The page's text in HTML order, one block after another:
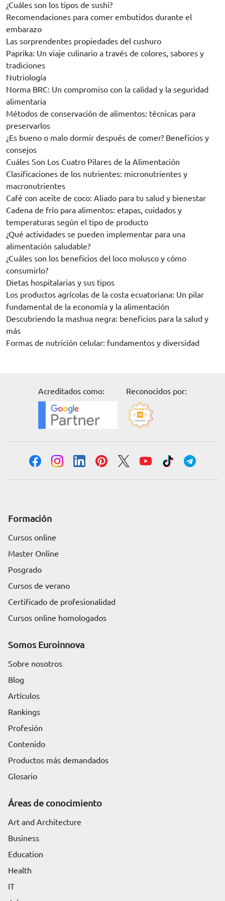
¿Cuáles son los tipos de sushi?
Recomendaciones para comer embutidos durante el
embarazo
Las sorprendentes propiedades del cushuro
Paprika: Un viaje culinario a través de colores, sabores y
tradiciones
Nutriología
Norma BRC: Un compromiso con la calidad y la seguridad
alimentaria
Métodos de conservación de alimentos: técnicas para
preservarlos
¿Es bueno o malo dormir después de comer? Beneficios y
consejos
Cuáles Son Los Cuatro Pilares de la Alimentación
Clasificaciones de los nutrientes: micronutrientes y
macronutrientes
Café con aceite de coco: Aliado para tu salud y bienestar
Cadena de frío para alimentos: etapas, cuidados y
temperaturas según el tipo de producto
¿Qué actividades se pueden implementar para una
alimentación saludable?
¿Cuáles son los beneficios del loco molusco y cómo
consumirlo?
Dietas hospitalarias y sus tipos
Los productos agrícolas de la costa ecuatoriana: Un pilar
fundamental de la economía y la alimentación
Descubriendo la mashua negra: beneficios para la salud y
más
Formas de nutrición celular: fundamentos y diversidad
Acreditados como: Reconocidos por:
Formación
Cursos online
Master Online
Posgrado
Cursos de verano
Certificado de profesionalidad
Cursos online homologados
Somos Euroinnova
Sobre nosotros
Blog
Artículos
Rankings
Profesión
Contenido
Productos más demandados
Glosario
Áreas de conocimiento
Art and Architecture
Business
Education
Health
IT